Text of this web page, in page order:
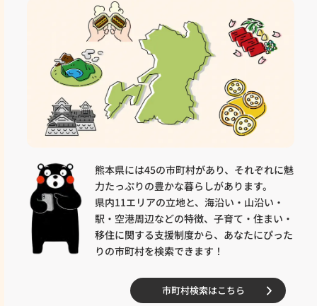
熊本県には45の市町村があり、それぞれに魅
力たっぷりの豊かな暮らしがあります。
県内11エリアの立地と、海沿い・山沿い・
駅・空港周辺などの特徴、子育て・住まい・
移住に関する支援制度から、あなたにぴった
りの市町村を検索できます！
市町村検索はこちら